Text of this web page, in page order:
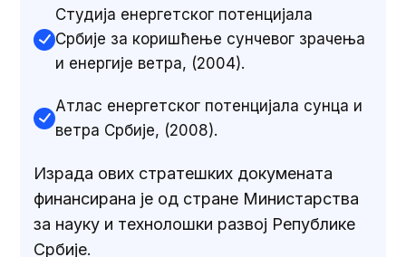
Студија енергетског потенцијала
Србије за коришћење сунчевог зрачења
и енергије ветра, (2004).
Атлас енергетског потенцијала сунца и
ветра Србије, (2008).
Израда ових стратешких докумената
финансирана је од стране Министарства
за науку и технолошки развој Републике
Србије.